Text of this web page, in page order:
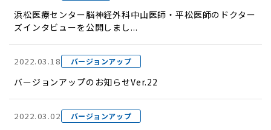
浜松医療センター脳神経外科中山医師・平松医師のドクター
ズインタビューを公開しまし...
2022.03.18 バージョンアップ
バージョンアップのお知らせVer.22
2022.03.02 バージョンアップ